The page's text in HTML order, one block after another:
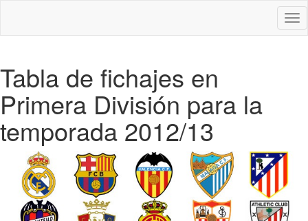
Tabla de fichajes en
Primera División para la
temporada 2012/13